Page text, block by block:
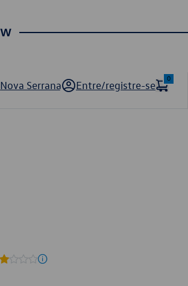
Nova Serrana Entre/registre-se
0